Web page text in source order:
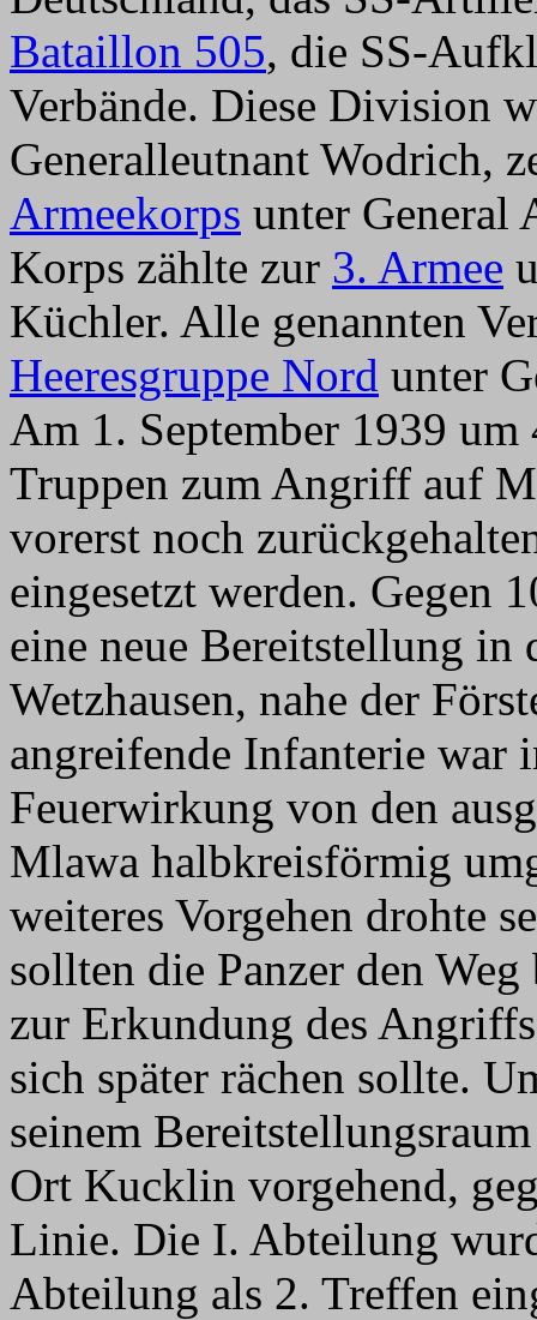
Bataillon 505, die SS-
Verbände. Diese Division
Generalleutnant Wodrich,
Armeekorps unter General
Korps zählte zur 3. Armee
Küchler. Alle genannten
Heeresgruppe Nord unter
Am 1. September 1939
Truppen zum Angriff auf
vorerst noch
eingesetzt werden. Gegen
eine neue Bereitstellung in
Wetzhausen, nahe der
angreifende Infanterie war
Feuerwirkung von den
Mlawa halbkreisförmig
weiteres Vorgehen drohte
sollten die Panzer den
zur Erkundung des
sich später rächen sollte.
seinem
Ort Kucklin vorgehend,
Linie. Die I. Abteilung
Abteilung als 2. Treffen